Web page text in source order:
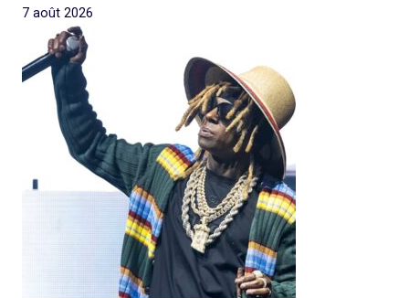
7 août 2026